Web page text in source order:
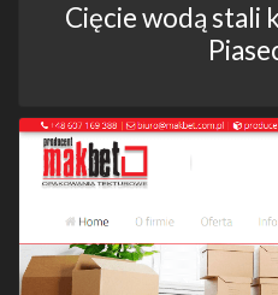
Cięcie wodą stali